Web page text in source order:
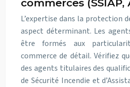
commerces (SSIAP,
L’expertise dans la protection
aspect déterminant. Les
être formés aux
commerce de détail. Vérifiez
des agents titulaires des
de Sécurité Incendie et